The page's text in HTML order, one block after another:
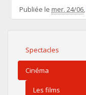
Publiée le mer. 24/06,
Spectacles
Cinéma
Les films